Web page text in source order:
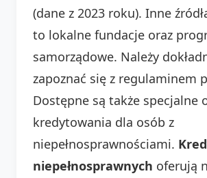
(dane z 2023 roku). Inne
to lokalne fundacje oraz
samorządowe. Należy
zapoznać się z regulaminem
Dostępne są także specjalne
kredytowania dla osób z
niepełnosprawnościami.
niepełnosprawnych oferują